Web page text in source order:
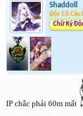
Shaddoll
Độc Cô Cầu
Chữ Ký
IP chắc phải 60m mất